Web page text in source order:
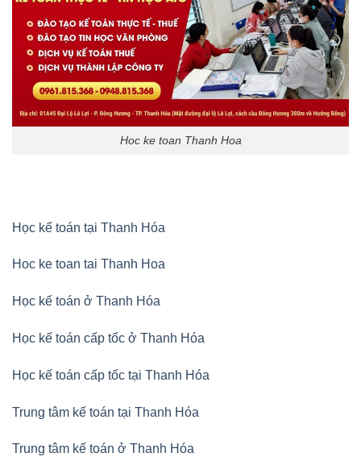
Hoc ke toan Thanh Hoa
Học kế toán tại Thanh Hóa
Hoc ke toan tai Thanh Hoa
Học kế toán ở Thanh Hóa
Học kế toán cấp tốc ở Thanh Hóa
Học kế toán cấp tốc tại Thanh Hóa
Trung tâm kế toán tại Thanh Hóa
Trung tâm kế toán ở Thanh Hóa